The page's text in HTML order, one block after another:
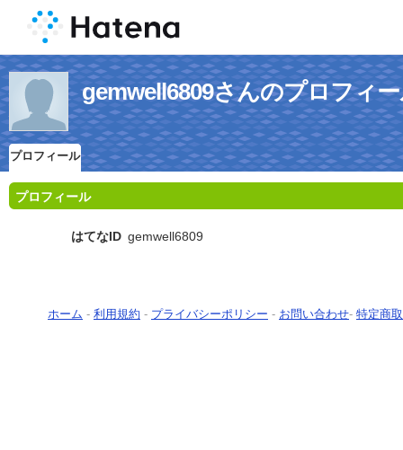
gemwell6809さんのプロフィ
プロフィール
プロフィール
はてなID gemwell6809
ホーム - 利用規約 - プライバシーポリシー - お問い合わせ- 特定商